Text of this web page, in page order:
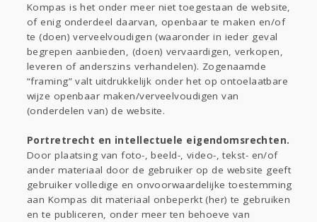
Kompas is het onder meer niet toegestaan de website,
of enig onderdeel daarvan, openbaar te maken en/of
te (doen) verveelvoudigen (waaronder in ieder geval
begrepen aanbieden, (doen) vervaardigen, verkopen,
leveren of anderszins verhandelen). Zogenaamde
“framing” valt uitdrukkelijk onder het op ontoelaatbare
wijze openbaar maken/verveelvoudigen van
(onderdelen van) de website.
Portretrecht en intellectuele eigendomsrechten.
Door plaatsing van foto-, beeld-, video-, tekst- en/of
ander materiaal door de gebruiker op de website geeft
gebruiker volledige en onvoorwaardelijke toestemming
aan Kompas dit materiaal onbeperkt (her) te gebruiken
en te publiceren, onder meer ten behoeve van